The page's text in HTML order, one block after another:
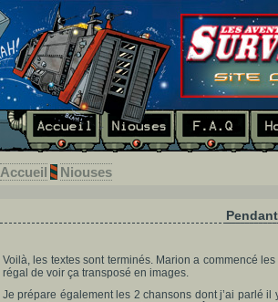
Accueil Niouses
Voilà, les textes sont terminés. Marion a commencé
régal de voir ça transposé en images.
Je prépare également les 2 chansons dont j’ai parlé